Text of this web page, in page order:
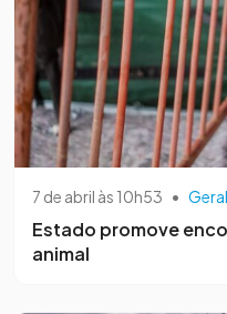
7 de abril às 10h53 • Geral
Estado promove
animal